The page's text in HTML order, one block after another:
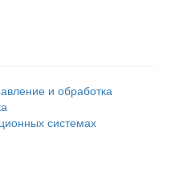
и обработка
системах